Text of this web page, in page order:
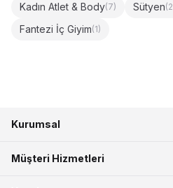
Kadın Atlet & Body(7) Sütyen(2
Fantezi İç Giyim(1)
Kurumsal
Müşteri Hizmetleri